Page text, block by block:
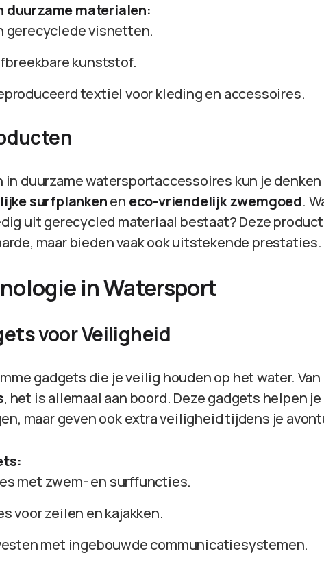
duurzame materialen:
gerecyclede visnetten.
kunststof.
textiel voor kleding en accessoires.
duurzame watersportaccessoires kun je
surfplankenen eco-vriendelijk zwemgoed.
uit gerecycled materiaal bestaat? Deze
maar bieden vaak ook uitstekende prestaties.
in Watersport
voor Veiligheid
gadgets die je veilig houden op het water. Van
, het is allemaal aan boord. Deze gadgets helpen
maar geven ook extra veiligheid tijdens je
met zwem- en surffuncties.
voor zeilen en kajakken.
met ingebouwde communicatiesystemen.